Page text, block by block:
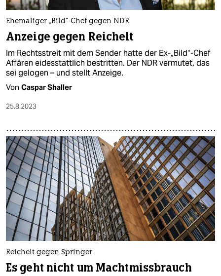
Ehemaliger „Bild“-Chef gegen NDR
Anzeige gegen Reichelt
Im Rechtsstreit mit dem Sender hatte der Ex-„Bild“-Chef
Affären eidesstattlich bestritten. Der NDR vermutet, das
sei gelogen – und stellt Anzeige.
Von Caspar Shaller
25.8.2023
Reichelt gegen Springer
Es geht nicht um Macht­missbrauch